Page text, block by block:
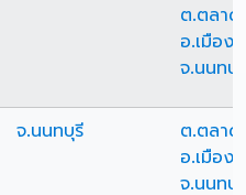
ต.ตลา
อ.เมือง
จ.นนทบุรี
จ.นนทบุรี
ต.ตลา
อ.เมือง
จ.นนทบุรี